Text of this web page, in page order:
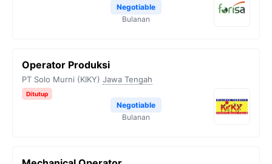
Negotiable
Bulanan
Operator Produksi
PT Solo Murni (KIKY) Jawa Tengah
Ditutup
Negotiable
Bulanan